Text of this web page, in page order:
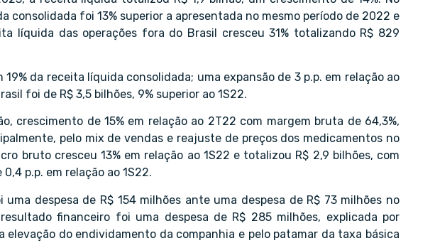
consolidada foi 13% superior a apresentada no mesmo período de 2022 e
líquida das operações fora do Brasil cresceu 31% totalizando R$ 829
da receita líquida consolidada; uma expansão de 3 p.p. em relação ao
foi de R$ 3,5 bilhões, 9% superior ao 1S22.
crescimento de 15% em relação ao 2T22 com margem bruta de 64,3%,
pelo mix de vendas e reajuste de preços dos medicamentos no
bruto cresceu 13% em relação ao 1S22 e totalizou R$ 2,9 bilhões, com
p.p. em relação ao 1S22.
despesa de R$ 154 milhões ante uma despesa de R$ 73 milhões no
financeiro foi uma despesa de R$ 285 milhões, explicada por
elevação do endividamento da companhia e pelo patamar da taxa básica